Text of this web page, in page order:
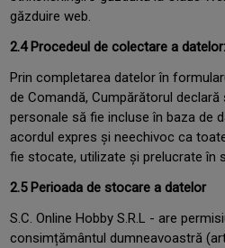
găzduire web.
2.4 Procedeul de colectare a datelor:
Prin completarea datelor în
de Comandă, Cumpărătorul
personale să fie incluse în baza de
acordul expres și neechivoc ca
fie stocate, utilizate și prelucrate în
2.5 Perioada de stocare a datelor
S.C. Online Hobby S.R.L - are
consimțământul dumneavoastră